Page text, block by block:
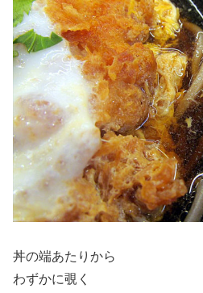
丼の端あたりから
わずかに覗く